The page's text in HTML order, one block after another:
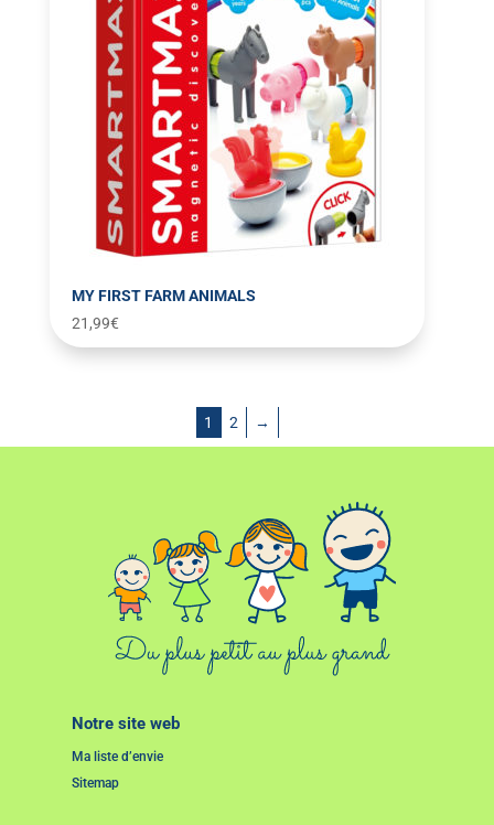
MY FIRST FARM ANIMALS
21,99€
1 2 →
Notre site web
Ma liste d’envie
Sitemap